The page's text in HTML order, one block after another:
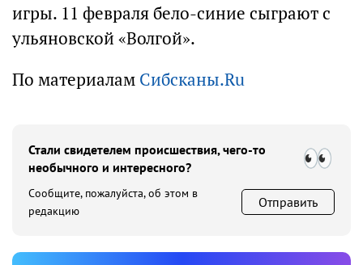
игры. 11 февраля бело-синие сыграют с
ульяновской «Волгой».
По материалам Сибсканы.Ru
Стали свидетелем происшествия, чего-то
необычного и интересного?
Сообщите, пожалуйста, об этом в
редакцию
Отправить